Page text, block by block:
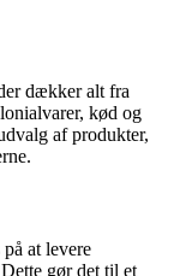
dækker alt fra
kød og
af produkter,
at levere
gør det til et